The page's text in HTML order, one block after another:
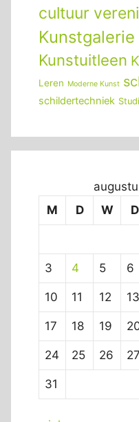
cultuur
Kunstgalerie
Kunstuitleen
Leren Moderne Kunst
schildertechniek
M
D W D
3 4 5 6
10 11 12 13
17 18 19
24 25 26 27
31